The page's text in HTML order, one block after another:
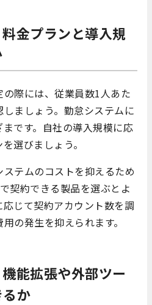
金プランと導入規
際には、従業員数1人あた
ましょう。勤怠システムに
です。自社の導入規模に応
選びましょう。
テムのコストを抑えるため
契約できる製品を選ぶとよ
じて契約アカウント数を調
の発生を抑えられます。
能拡張や外部ツー
か